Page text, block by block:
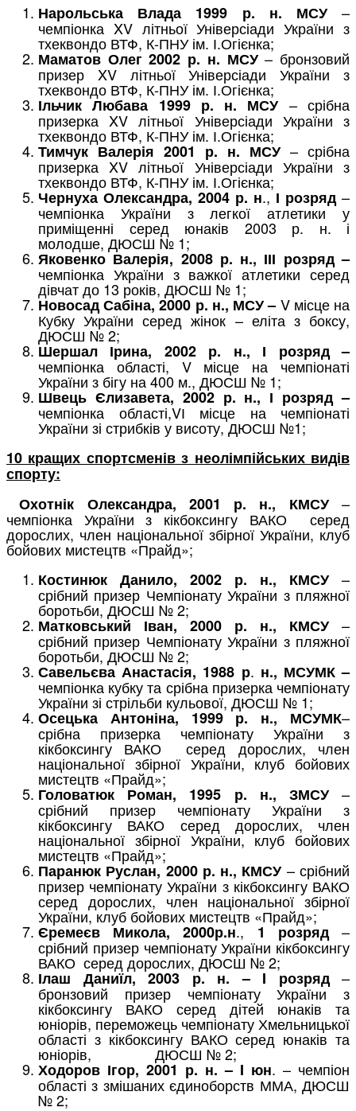
Нарольська Влада 1999 р. н. МСУ–
чемпіонка XV літньої Універсіади України з
тхеквондо ВТФ, К-ПНУ ім. І.Огієнка;
Маматов Олег 2002 р. н. МСУ– бронзовий
призер XV літньої Універсіади України з
тхеквондо ВТФ, К-ПНУ ім. І.Огієнка;
Ільчик Любава 1999 р. н. МСУ– срібна
призерка XV літньої Універсіади України з
тхеквондо ВТФ, К-ПНУ ім. І.Огієнка;
Тимчук Валерія 2001 р. н. МСУ– срібна
призерка XV літньої Універсіади України з
тхеквондо ВТФ, К-ПНУ ім. І.Огієнка;
Чернуха Олександра, 2004 р. н.,І розряд –
чемпіонка України з легкої атлетики у
приміщенні серед юнаків 2003 р. н. і
молодше, ДЮСШ № 1;
Яковенко Валерія, 2008 р. н., ІІІ розряд –
чемпіонка України з важкої атлетики серед
дівчат до 13 років, ДЮСШ № 1;
Новосад Сабіна, 2000 р. н., МСУ – V місце на
Кубку України серед жінок – еліта з боксу,
ДЮСШ № 2;
Шершал Ірина, 2002 р. н., І розряд –
чемпіонка області, V місце на чемпіонаті
України з бігу на 400 м., ДЮСШ № 1;
Швець Єлизавета, 2002 р. н., І розряд –
чемпіонка області,VІ місце на чемпіонаті
України зі стрибків у висоту, ДЮСШ №1;
10 кращих спортсменів з неолімпійських видів
спорту:
Охотнік Олександра, 2001 р. н., КМСУ–
чемпіонка України з кікбоксингу ВАКО серед
дорослих, член національної збірної України, клуб
бойових мистецтв «Прайд»;
Костинюк Данило, 2002 р. н., КМСУ –
срібний призер Чемпіонату України з пляжної
боротьби, ДЮСШ № 2;
Матковський Іван, 2000 р. н., КМСУ–
срібний призер Чемпіонату України з пляжної
боротьби, ДЮСШ № 2;
Савельєва Анастасія, 1988 р. н., МСУМК –
чемпіонка кубку та срібна призерка чемпіонату
України зі стрільби кульової, ДЮСШ № 1;
Осецька Антоніна, 1999 р. н., МСУМК–
срібна призерка чемпіонату України з
кікбоксингу ВАКО серед дорослих, член
національної збірної України, клуб бойових
мистецтв «Прайд»;
Головатюк Роман, 1995 р. н., ЗМСУ –
срібний призер чемпіонату України з
кікбоксингу ВАКО серед дорослих, член
національної збірної України, клуб бойових
мистецтв «Прайд»;
Паранюк Руслан, 2000 р. н., КМСУ– срібний
призер чемпіонату України з кікбоксингу ВАКО
серед дорослих, член національної збірної
України, клуб бойових мистецтв «Прайд»;
Єремеєв Микола, 2000р.н., 1 розряд–
срібний призер чемпіонату України кікбоксингу
ВАКО серед дорослих, ДЮСШ № 2;
Ілаш Даниїл, 2003 р. н. – I розряд–
бронзовий призер чемпіонату України з
кікбоксингу ВАКО серед дітей юнаків та
юніорів, переможець чемпіонату Хмельницької
області з кікбоксингу ВАКО серед юнаків та
юніорів, ДЮСШ № 2;
Ходоров Ігор, 2001 р. н. – I юн. – чемпіон
області з змішаних єдиноборств ММА, ДЮСШ
№ 2;